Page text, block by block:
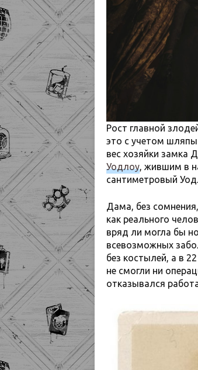
Рост главной
это с учетом
вес хозяйки замка
Уодлоу, жившим в
сантиметровый
Дама, без
как реального
вряд ли могла бы
всевозможных
без костылей, а в
не смогли ни
отказывался